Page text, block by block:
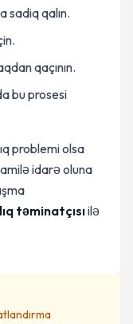
sadiq qalın.
qaçının.
bu prosesi
problemi olsa
idarə oluna
təminatçısıilə